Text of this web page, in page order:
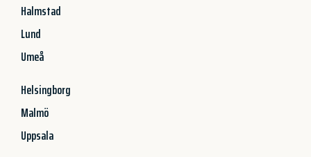
Halmstad
Lund
Umeå
Helsingborg
Malmö
Uppsala